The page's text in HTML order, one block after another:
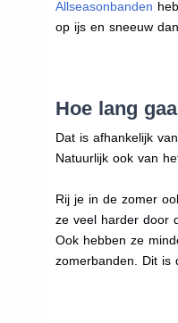
Allseasonbanden
op ijs en sneeuw
Hoe lang
Dat is afhankelijk
Natuurlijk ook van
Rij je in de zomer
ze veel harder door
Ook hebben ze
zomerbanden. Dit is